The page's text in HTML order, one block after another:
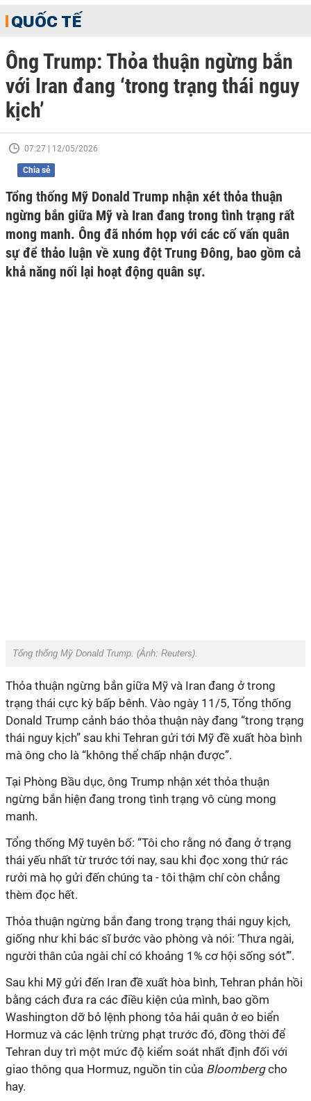
QUỐC TẾ
Ông Trump: Thỏa thuận ngừng bắn
với Iran đang ‘trong trạng thái nguy
kịch’
07:27 | 12/05/2026
Chia sẻ
Tổng thống Mỹ Donald Trump nhận xét thỏa thuận
ngừng bắn giữa Mỹ và Iran đang trong tình trạng rất
mong manh. Ông đã nhóm họp với các cố vấn quân
sự để thảo luận về xung đột Trung Đông, bao gồm cả
khả năng nối lại hoạt động quân sự.
Tổng thống Mỹ Donald Trump. (Ảnh: Reuters).
Thỏa thuận ngừng bắn giữa Mỹ và Iran đang ở trong
trạng thái cực kỳ bấp bênh. Vào ngày 11/5, Tổng thống
Donald Trump cảnh báo thỏa thuận này đang “trong trạng
thái nguy kịch” sau khi Tehran gửi tới Mỹ đề xuất hòa bình
mà ông cho là “không thể chấp nhận được”.
Tại Phòng Bầu dục, ông Trump nhận xét thỏa thuận
ngừng bắn hiện đang trong tình trạng vô cùng mong
manh.
Tổng thống Mỹ tuyên bố: “Tôi cho rằng nó đang ở trạng
thái yếu nhất từ trước tới nay, sau khi đọc xong thứ rác
rưởi mà họ gửi đến chúng ta - tôi thậm chí còn chẳng
thèm đọc hết.
Thỏa thuận ngừng bắn đang trong trạng thái nguy kịch,
giống như khi bác sĩ bước vào phòng và nói: ‘Thưa ngài,
người thân của ngài chỉ có khoảng 1% cơ hội sống sót’”.
Sau khi Mỹ gửi đến Iran đề xuất hòa bình, Tehran phản hồi
bằng cách đưa ra các điều kiện của mình, bao gồm
Washington dỡ bỏ lệnh phong tỏa hải quân ở eo biển
Hormuz và các lệnh trừng phạt trước đó, đồng thời để
Tehran duy trì một mức độ kiểm soát nhất định đối với
giao thông qua Hormuz, nguồn tin của Bloombergcho
hay.